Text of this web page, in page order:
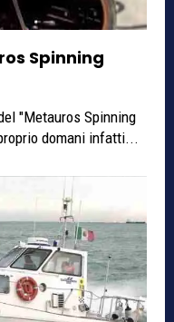
Spinning
"Metauros Spinning
porte. Si terrà proprio domani infatti...